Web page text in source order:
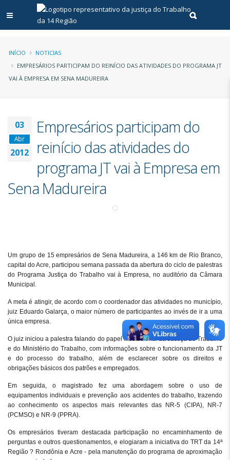
Abrir menu principal
Realizar
Trilha
de
INÍCIO
NOTICIAS
EMPRESÁRIOS PARTICIPAM DO REINÍCIO DAS ATIVIDADES DO PROGRAMA JT
VAI À EMPRESA EM SENA MADUREIRA
03
Abr
2012
Empresários participam do
reinício das atividades do
programa JT vai à Empresa em
Sena Madureira
Um grupo de 15 empresários de Sena Madureira, a 146 km de Rio Branco,
capital do Acre, participou semana passada da abertura do ciclo de palestras
do Programa Justiça do Trabalho vai à Empresa, no auditório da Câmara
Municipal.
A meta é atingir, de acordo com o coordenador das atividades no município,
juiz Eduardo Galarça, o maior número de participantes ao invés de ir a uma
única empresa.
O juiz iniciou a palestra falando do papel institucional da Justiça do Trabalho
e do Ministério do Trabalho, com informações sobre o funcionamento da JT
e do processo do trabalho, além de esclarecer sobre os direitos e
obrigações básicos dos patrões e empregados.
Em seguida, o magistrado fez uma abordagem sobre o uso de
equipamentos individuais e prevenção aos acidentes do trabalho, trazendo
ao conhecimento os aspectos mais relevantes das NR-5 (CIPA), NR-7
(PCMSO) e NR-9 (PPRA).
Os empresários tiveram destacada participação no encaminhamento de
perguntas e outros questionamentos, e elogiaram a iniciativa do TRT da 14ª
Região ? Rondônia e Acre - pela manutenção do programa de aproximação